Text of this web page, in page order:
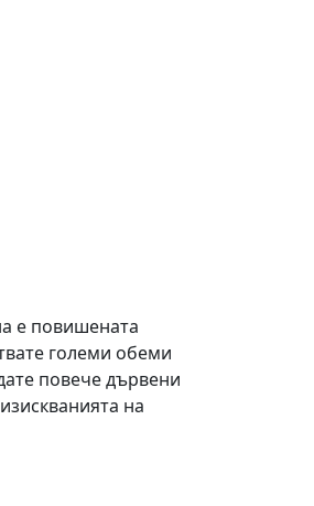
е повишената
големи обеми
повече дървени
на